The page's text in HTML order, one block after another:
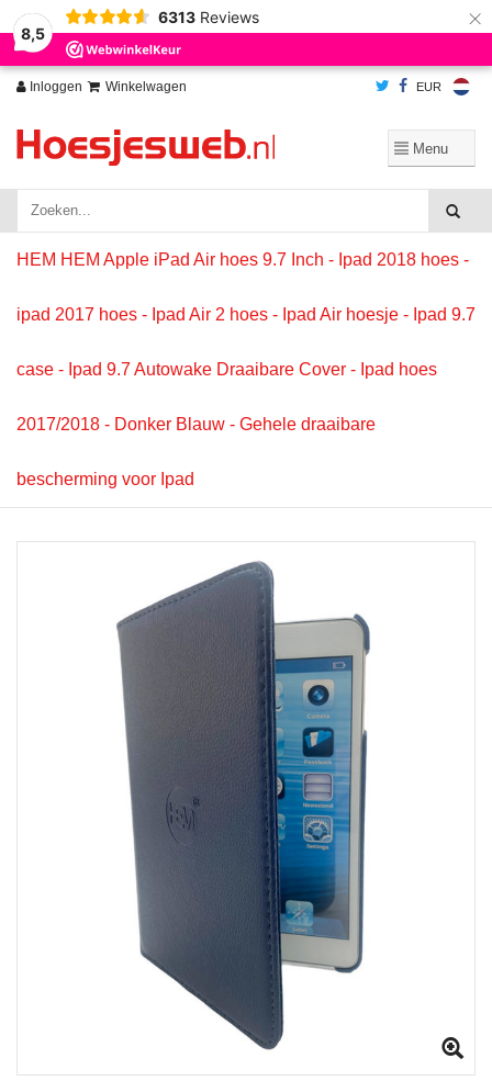
8,5
6313 Reviews ×
Inloggen Winkelwagen EUR
HEM HEM Apple iPad Air hoes 9.7 Inch - Ipad 2018 hoes -
ipad 2017 hoes - Ipad Air 2 hoes - Ipad Air hoesje - Ipad 9.7
case - Ipad 9.7 Autowake Draaibare Cover - Ipad hoes
2017/2018 - Donker Blauw - Gehele draaibare
bescherming voor Ipad
Wij slaan cookies op om onze website te verbeteren. Is dat akkoord?
Ja
Nee